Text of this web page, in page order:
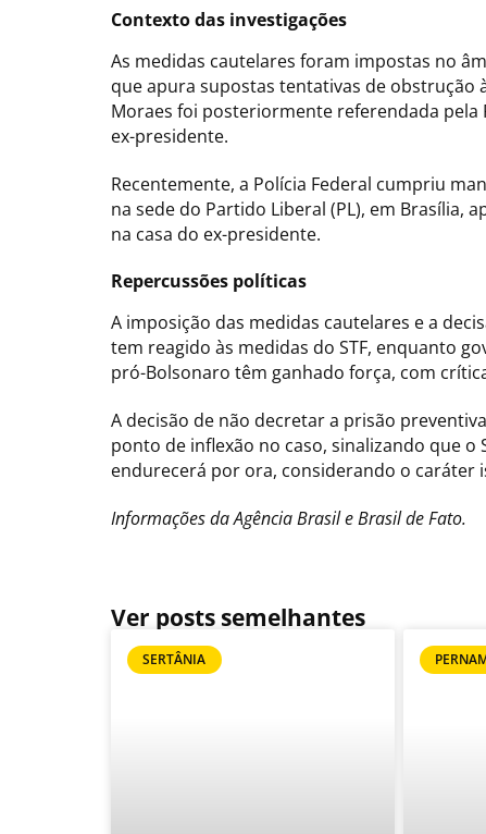
Contexto das investigações
As medidas cautelares foram impostas no
que apura supostas tentativas de obstrução
Moraes foi posteriormente referendada
ex-presidente.
Recentemente, a Polícia Federal cumpriu
na sede do Partido Liberal (PL), em Brasília,
na casa do ex-presidente.
Repercussões políticas
A imposição das medidas cautelares e a
tem reagido às medidas do STF, enquanto
pró-Bolsonaro têm ganhado força, com
A decisão de não decretar a prisão
ponto de inflexão no caso, sinalizando que o
endurecerá por ora, considerando o
Informações da Agência Brasil e Brasil de Fato.
Ver posts semelhantes
SERTÂNIA